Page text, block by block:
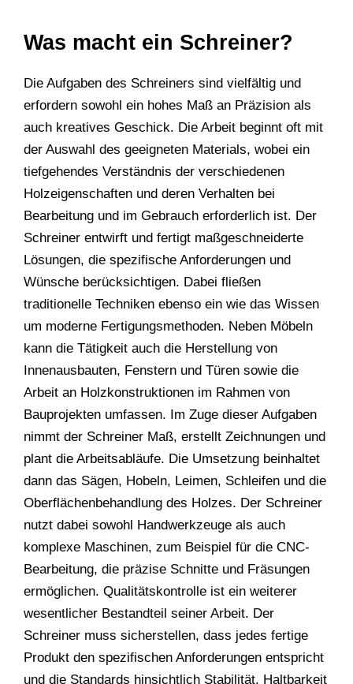
Was macht ein Schreiner?
Die Aufgaben des Schreiners sind vielfältig und
erfordern sowohl ein hohes Maß an Präzision als
auch kreatives Geschick. Die Arbeit beginnt oft mit
der Auswahl des geeigneten Materials, wobei ein
tiefgehendes Verständnis der verschiedenen
Holzeigenschaften und deren Verhalten bei
Bearbeitung und im Gebrauch erforderlich ist. Der
Schreiner entwirft und fertigt maßgeschneiderte
Lösungen, die spezifische Anforderungen und
Wünsche berücksichtigen. Dabei fließen
traditionelle Techniken ebenso ein wie das Wissen
um moderne Fertigungsmethoden. Neben Möbeln
kann die Tätigkeit auch die Herstellung von
Innenausbauten, Fenstern und Türen sowie die
Arbeit an Holzkonstruktionen im Rahmen von
Bauprojekten umfassen. Im Zuge dieser Aufgaben
nimmt der Schreiner Maß, erstellt Zeichnungen und
plant die Arbeitsabläufe. Die Umsetzung beinhaltet
dann das Sägen, Hobeln, Leimen, Schleifen und die
Oberflächenbehandlung des Holzes. Der Schreiner
nutzt dabei sowohl Handwerkzeuge als auch
komplexe Maschinen, zum Beispiel für die CNC-
Bearbeitung, die präzise Schnitte und Fräsungen
ermöglichen. Qualitätskontrolle ist ein weiterer
wesentlicher Bestandteil seiner Arbeit. Der
Schreiner muss sicherstellen, dass jedes fertige
Produkt den spezifischen Anforderungen entspricht
und die Standards hinsichtlich Stabilität, Haltbarkeit